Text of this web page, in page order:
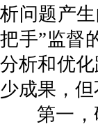
析问题产
把手”监督
分析和优
少成果，
第一